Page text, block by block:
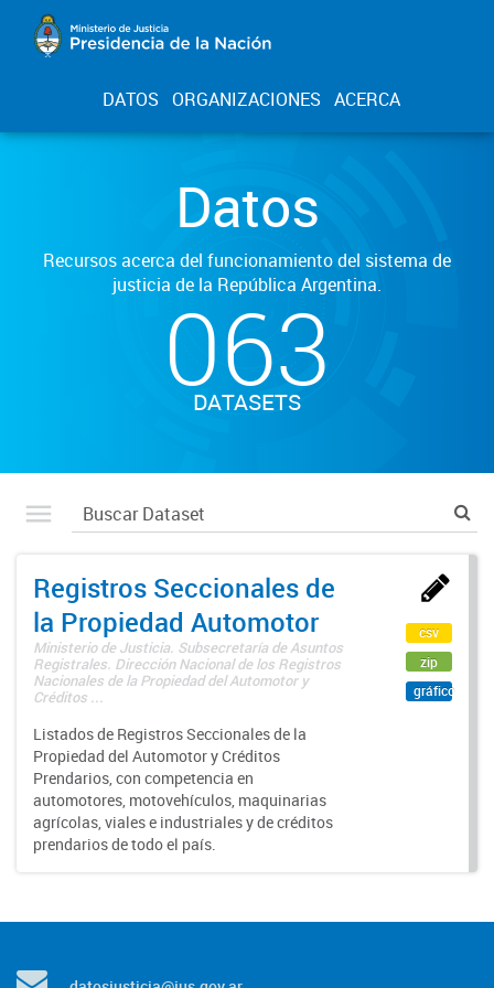
DATOS ORGANIZACIONES ACERCA
Datos
Recursos acerca del funcionamiento del sistema de
justicia de la República Argentina.
063
DATASETS
Registros Seccionales de
la Propiedad Automotor
Ministerio de Justicia. Subsecretaría de Asuntos
Registrales. Dirección Nacional de los Registros
Nacionales de la Propiedad del Automotor y
Créditos ...
Listados de Registros Seccionales de la
Propiedad del Automotor y Créditos
Prendarios, con competencia en
automotores, motovehículos, maquinarias
agrícolas, viales e industriales y de créditos
prendarios de todo el país.
csv
zip
gráfico